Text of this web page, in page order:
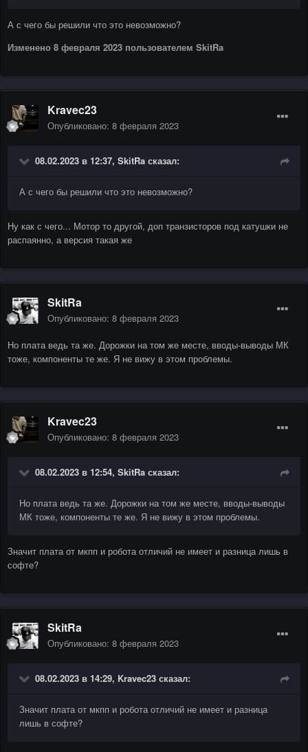
А с чего бы решили что это невозможно?
Изменено 8 февраля 2023 пользователем SkitRa
Kravec23
Опубликовано: 8 февраля 2023
08.02.2023 в 12:37, SkitRa сказал:
А с чего бы решили что это невозможно?
Ну как с чего... Мотор то другой, доп транзисторов под катушки не
распаянно, а версия такая же
SkitRa
Опубликовано: 8 февраля 2023
Но плата ведь та же. Дорожки на том же месте, вводы-выводы МК
тоже, компоненты те же. Я не вижу в этом проблемы.
Kravec23
Опубликовано: 8 февраля 2023
08.02.2023 в 12:54, SkitRa сказал:
Но плата ведь та же. Дорожки на том же месте, вводы-выводы
МК тоже, компоненты те же. Я не вижу в этом проблемы.
Значит плата от мкпп и робота отличий не имеет и разница лишь в
софте?
SkitRa
Опубликовано: 8 февраля 2023
08.02.2023 в 14:29, Kravec23 сказал:
Значит плата от мкпп и робота отличий не имеет и разница
лишь в софте?